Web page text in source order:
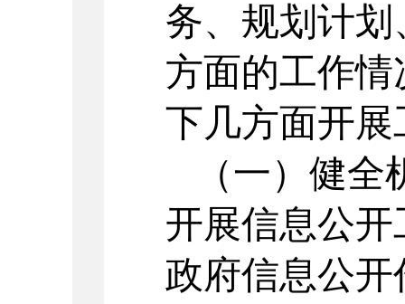
务、规划计
方面的工作
下几方面开展
（一）健
开展信息公
政府信息公